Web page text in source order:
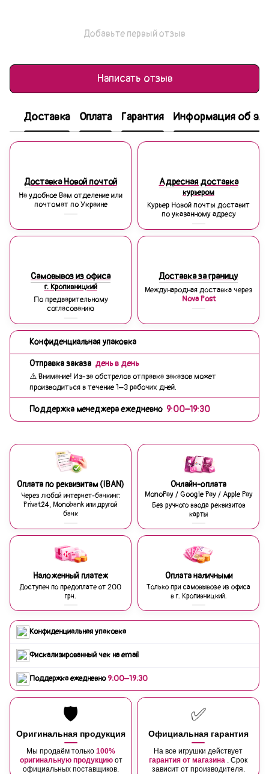
Добавьте первый отзыв
Написать отзыв
Доставка Оплата Гарантия Информация об
Доставка Новой почтой
На удобное Вам отделение или
почтомат по Украине
Адресная доставка
курьером
Курьер Новой почты доставит
по указанному адресу
Самовывоз из офиса
г. Кропивницкий
По предварительному
согласованию
Доставка за границу
Международная доставка через
Nova Post
Конфиденциальная упаковка
Отправка заказа день в день
⚠️ Внимание! Из-за обстрелов отправка заказов может
производиться в течение 1–3 рабочих дней.
Поддержка менеджера ежедневно 9:00–19:30
Оплата по реквизитам (IBAN)
Через любой интернет-банкинг:
Privat24, Monobank или другой
банк
Онлайн-оплата
MonoPay / Google Pay / Apple Pay
Без ручного ввода реквизитов
карты
Наложенный платеж
Доступен по предоплате от 200
грн.
Оплата наличными
Только при самовывозе из офиса
в г. Кропивницкий.
Конфиденциальная упаковка
Фискализированный чек на email
Поддержка ежедневно9:00–19:30
🛡️
Оригинальная продукция
Мы продаём только 100%
оригинальную продукцию от
официальных поставщиков.
✅
Официальная гарантия
На все игрушки действует
гарантия от магазина . Срок
зависит от производителя.